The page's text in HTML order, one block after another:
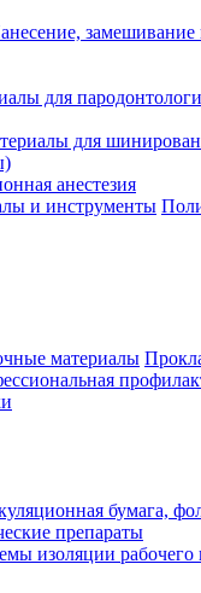
замешивание
для
для
анестезия
бумага,
препараты
изоляции рабочего